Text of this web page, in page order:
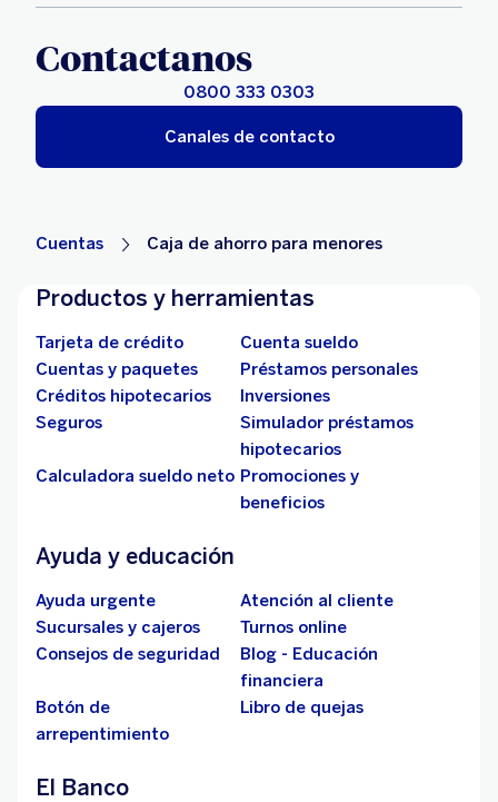
Contactanos
0800 333 0303
Canales de contacto
Cuentas Caja de ahorro para menores
Productos y herramientas
Tarjeta de crédito
Cuenta sueldo
Cuentas y paquetes
Préstamos personales
Créditos hipotecarios
Inversiones
Seguros
Simulador préstamos
hipotecarios
Calculadora sueldo neto Promociones y
beneficios
Ayuda y educación
Ayuda urgente
Atención al cliente
Sucursales y cajeros
Turnos online
Consejos de seguridad
Blog - Educación
financiera
Botón de
arrepentimiento
Libro de quejas
El Banco